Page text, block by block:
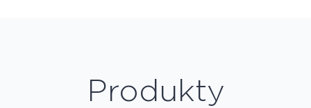
Produkty